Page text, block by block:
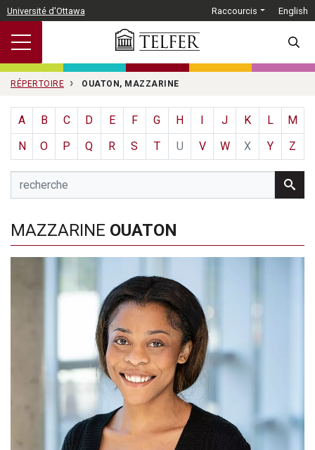
Passer au contenu principal
Université d'Ottawa Raccourcis English
RÉPERTOIRE OUATON, MAZZARINE
A B C D E F G H J K L
M
N
O P Q R S T U V W X Y Z
MAZZARINE OUATON